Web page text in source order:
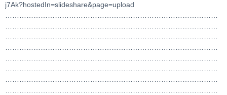
j7Ak?hostedIn=slideshare&page=upload
………………………………………………………………………………
………………………………………………………………………………
………………………………………………………………………………
………………………………………………………………………………
………………………………………………………………………………
………………………………………………………………………………
………………………………………………………………………………
………………………………………………………………………………